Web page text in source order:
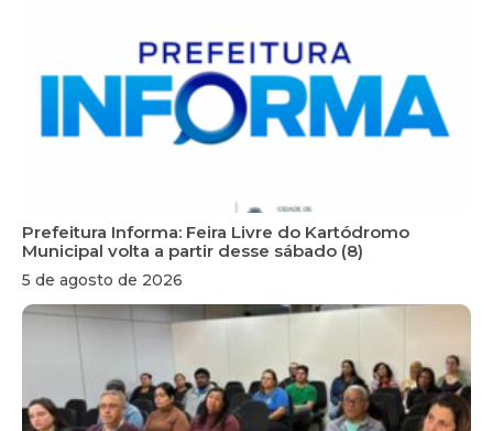
Prefeitura Informa: Feira Livre do Kartódromo
Municipal volta a partir desse sábado (8)
5 de agosto de 2026